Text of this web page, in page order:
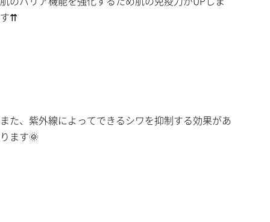
す⇈
また、紫外線によってできるシワを抑制する効果があ
ります🌞